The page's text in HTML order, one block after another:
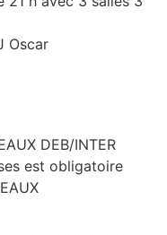
Oscar
DEB/INTER
est obligatoire